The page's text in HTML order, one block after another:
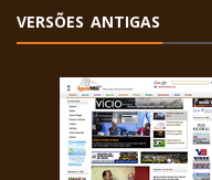
VERSÕES ANTIGAS